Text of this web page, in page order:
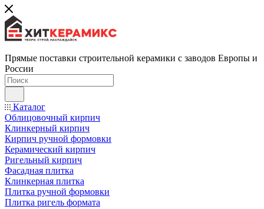
Прямые поставки строительной керамики с заводов Европы и
России
Каталог
Облицовочный кирпич
Клинкерный кирпич
Кирпич ручной формовки
Керамический кирпич
Ригельный кирпич
Фасадная плитка
Клинкерная плитка
Плитка ручной формовки
Плитка ригель формата